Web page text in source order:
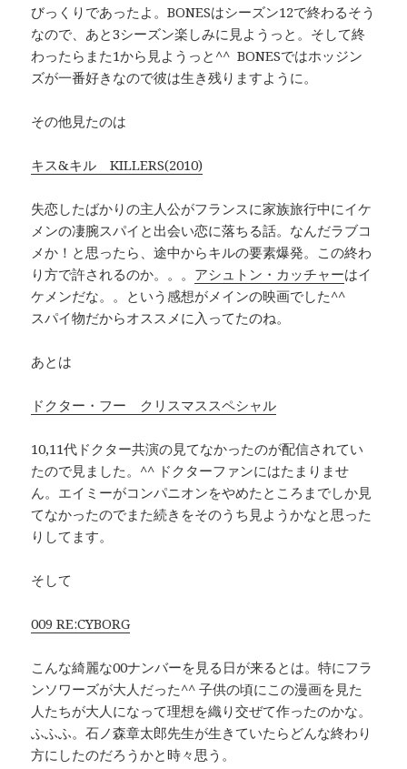
びっくりであったよ。BONESはシーズン12で終わるそう
なので、あと3シーズン楽しみに見ようっと。そして終
わったらまた1から見ようっと^^ BONESではホッジン
ズが一番好きなので彼は生き残りますように。
その他見たのは
キス&キル KILLERS(2010)
失恋したばかりの主人公がフランスに家族旅行中にイケ
メンの凄腕スパイと出会い恋に落ちる話。なんだラブコ
メか！と思ったら、途中からキルの要素爆発。この終わ
り方で許されるのか。。。 アシュトン・カッチャーはイ
ケメンだな。。という感想がメインの映画でした^^
スパイ物だからオススメに入ってたのね。
あとは
ドクター・フー クリスマススペシャル
10,11代ドクター共演の見てなかったのが配信されてい
たので見ました。^^ ドクターファンにはたまりませ
ん。エイミーがコンパニオンをやめたところまでしか見
てなかったのでまた続きをそのうち見ようかなと思った
りしてます。
そして
009 RE:CYBORG
こんな綺麗な00ナンバーを見る日が来るとは。特にフラ
ンソワーズが大人だった^^ 子供の頃にこの漫画を見た
人たちが大人になって理想を織り交ぜて作ったのかな。
ふふふ。石ノ森章太郎先生が生きていたらどんな終わり
方にしたのだろうかと時々思う。